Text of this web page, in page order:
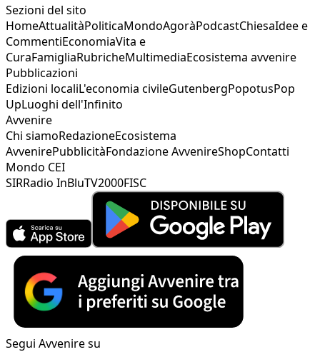
Sezioni del sito
HomeAttualitàPoliticaMondoAgoràPodcastChiesaIdee e
CommentiEconomiaVita e
CuraFamigliaRubricheMultimediaEcosistema avvenire
Pubblicazioni
Edizioni localiL'economia civileGutenbergPopotusPop
UpLuoghi dell'Infinito
Avvenire
Chi siamoRedazioneEcosistema
AvvenirePubblicitàFondazione AvvenireShopContatti
Mondo CEI
SIRRadio InBluTV2000FISC
Segui Avvenire su